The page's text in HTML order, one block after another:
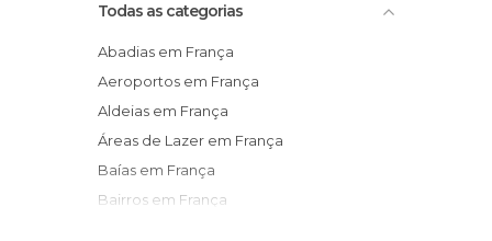
Todas as categorias
Abadias em França
Aeroportos em França
Aldeias em França
Áreas de Lazer em França
Baías em França
Bairros em França